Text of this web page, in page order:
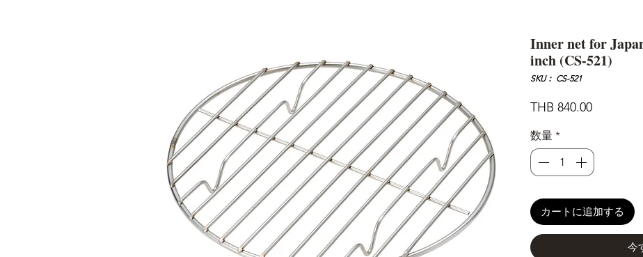
Inner net for
inch (CS-521)
SKU： CS-521
THB 840.00価
数量 *
カートに追加する
今